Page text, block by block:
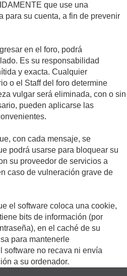
que use una
para su cuenta, a fin de prevenir
en el foro, podrá
Es su responsabilidad
y exacta. Cualquier
o el Staff del foro determine
vulgar será eliminada, con o sin
pueden aplicarse las
con cada mensaje, se
podrá usarse para bloquear su
su proveedor de servicios a
caso de vulneración grave de
el software coloca una cookie,
bits de información (por
en el caché de su
para mantenerle
software no recava ni envía
a su ordenador.